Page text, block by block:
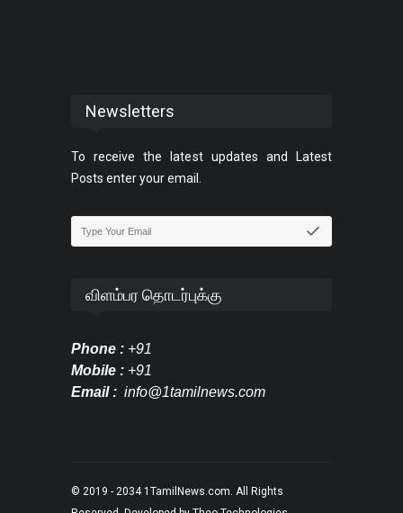
Newsletters
To receive the latest updates and Latest
Posts enter your email.
விளம்பர தொடர்புக்கு
Phone : +91
Mobile : +91
Email : info@1tamilnews.com
© 2019 - 2034 1TamilNews.com. All Rights